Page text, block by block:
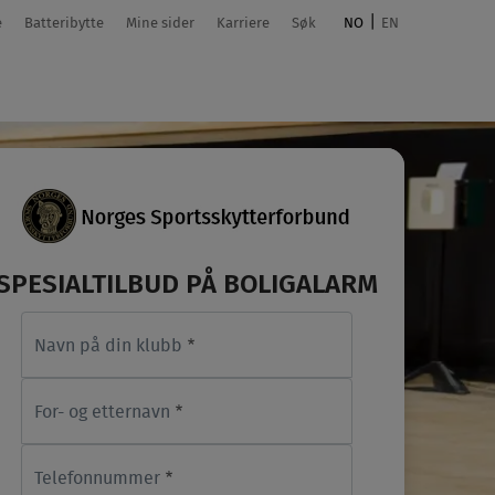
Batteribytte Mine sider Karriere Søk NO EN
PÅ BOLIGALARM
Navn på din klubb
For- og etternavn
Telefonnummer